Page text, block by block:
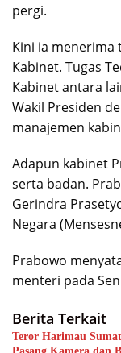
pergi.
Kini ia menerima
Kabinet. Tugas
Kabinet antara
Wakil Presiden
manajemen
Adapun kabinet
serta badan.
Gerindra
Negara
Prabowo
menteri pada
Berita Terkait
Teror Harimau
Pasang Kamera dan